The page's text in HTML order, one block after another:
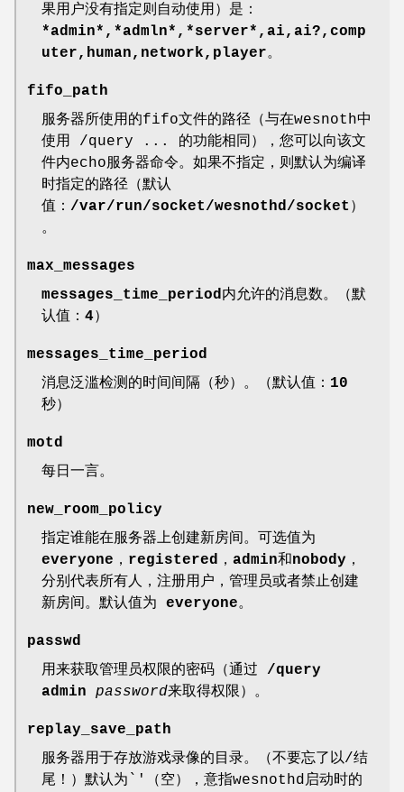
果用户没有指定则自动使用）是：
*admin*,*admln*,*server*,ai,ai?,comp
uter,human,network,player。
fifo_path
服务器所使用的fifo文件的路径（与在wesnoth中
使用 /query ... 的功能相同），您可以向该文
件内echo服务器命令。如果不指定，则默认为编译
时指定的路径（默认
值： /var/run/socket/wesnothd/socket ）
。
max_messages
messages_time_period 内允许的消息数。（默
认值： 4）
messages_time_period
消息泛滥检测的时间间隔（秒）。（默认值： 10
秒）
motd
每日一言。
new_room_policy
指定谁能在服务器上创建新房间。可选值为
everyone ， registered ， admin和nobody ，
分别代表所有人，注册用户，管理员或者禁止创建
新房间。默认值为 everyone。
passwd
用来获取管理员权限的密码（通过 /query
admin password来取得权限）。
replay_save_path
服务器用于存放游戏录像的目录。（不要忘了以/结
尾！）默认为`'（空），意指wesnothd启动时的